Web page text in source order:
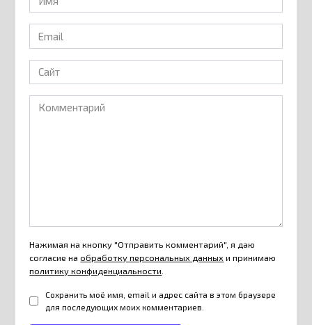
*
Email
*
Сайт
Комментарий
Нажимая на кнопку "Отправить комментарий", я даю
согласие наобработку персональных данных и принимаю
политику конфиденциальности
Сохранить моё имя, email и адрес сайта в этом браузере
для последующих моих комментариев.